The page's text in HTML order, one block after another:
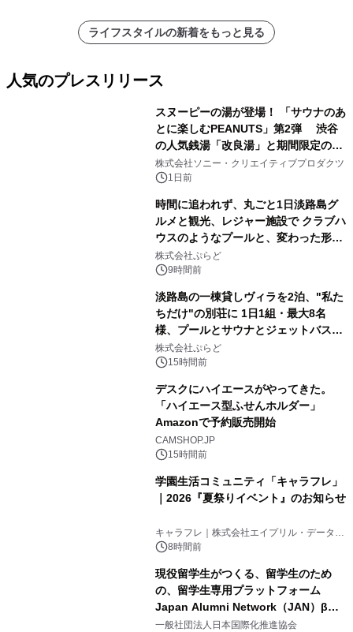
ライフスタイルの新着をもっと見る
人気のプレスリリース
スヌーピーの湯が登場！ 「サウナのあ
とに楽しむPEANUTS」第2弾 渋谷
の人気銭湯「改良湯」と期間限定のコ
ラボレーション サウナイキタイコラ
ボグッズも発売決定！
株式会社ソニー・クリエイティブプロダクツ
1日前
時間に追われず、丸ごと1日淡路島グ
ルメと観光、レジャー施設で クラブハ
ウスのようなプールと、変わった形の
サウナも 「THE BOXY AWAJI」のお
得な素泊まり連泊プランで
株式会社ぷらど
9時間前
淡路島の一棟貸しヴィラを2泊、"私た
ちだけ"の別荘に 1日1組・最大8名
様、プールとサウナとジェットバス付
きで Villa Mon Temps AWAJIの連泊
素泊りプラン
株式会社ぷらど
15時間前
デスクにハイエースがやってきた。
「ハイエース型ふせんホルダー」
Amazonで予約販売開始
CAMSHOP.JP
15時間前
学園生活コミュニティ「キャラフレ」
｜2026『夏祭りイベント』のお知らせ
キャラフレ｜株式会社エイプリル・データ・
デザインズ
8時間前
現役留学生がつくる、留学生のため
の、留学生専用プラットフォーム
Japan Alumni Network（JAN）β版
をリリース
一般社団法人日本国際化推進協会